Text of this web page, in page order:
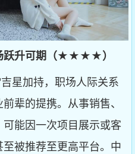
跃升可期（★★★★）
星加持，职场人际关系
辈的提携。从事销售、
能因一次项目展示或客
被推荐至更高平台。中